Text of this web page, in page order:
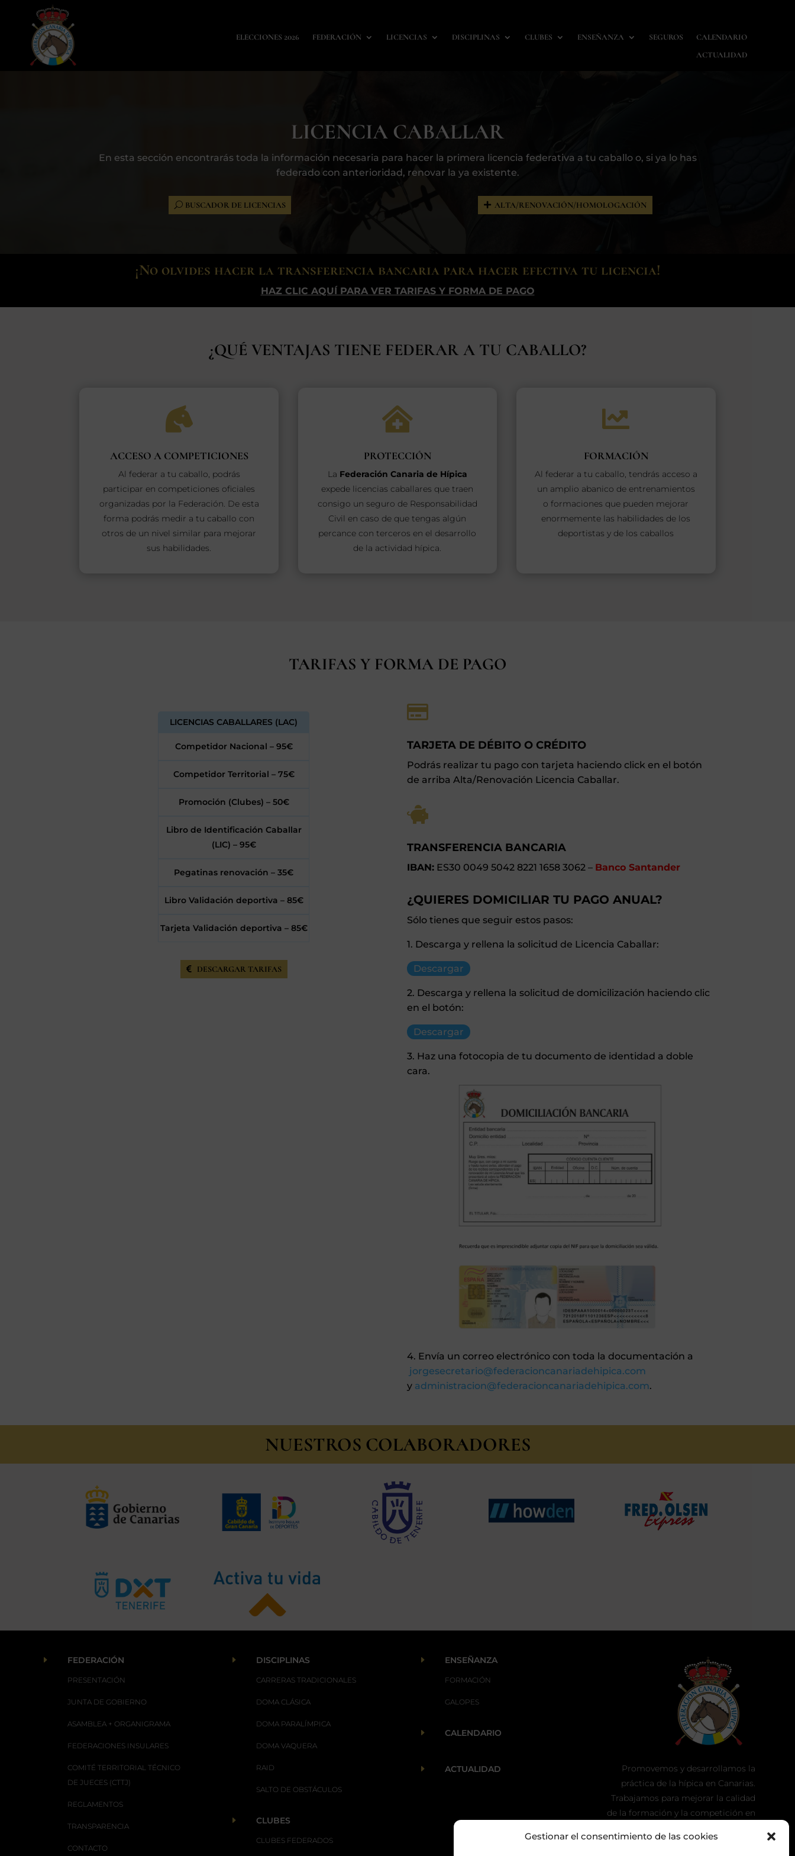
Gestionar el consentimiento de las cookies
ELECCIONES 2026 FEDERACIÓN LICENCIAS DISCIPLINAS CLUBES ENSEÑANZA SEGUROS
CALENDARIO
ACTUALIDAD
LICENCIA CABALLAR
En esta sección encontrarás toda la información necesaria para hacer la primera licencia federativa a tu caballo o, si ya lo has
federado con anterioridad, renovar la ya existente.
BUSCADOR DE LICENCIAS ALTA/RENOVACIÓN/HOMOLOGACIÓN
¡No olvides hacer la transferencia bancaria para hacer efectiva tu licencia!
HAZ CLIC AQUÍ PARA VER TARIFAS Y FORMA DE PAGO
¿QUÉ VENTAJAS TIENE FEDERAR A TU CABALLO?

ACCESO A COMPETICIONES
Al federar a tu caballo, podrás
participar en competiciones oficiales
organizadas por la Federación. De esta
forma podrás medir a tu caballo con
otros de un nivel similar para mejorar
sus habilidades.

PROTECCIÓN
La Federación Canaria de Hípica
expede licencias caballares que traen
consigo un seguro de Responsabilidad
Civil en caso de que tengas algún
percance con terceros en el desarrollo
de la actividad hípica.

FORMACIÓN
Al federar a tu caballo, tendrás acceso a
un amplio abanico de entrenamientos
o formaciones que pueden mejorar
enormemente las habilidades de los
deportistas y de los caballos
TARIFAS Y FORMA DE PAGO
LICENCIAS CABALLARES (LAC)
Competidor Nacional – 95€
Competidor Territorial – 75€
Promoción (Clubes) – 50€
Libro de Identificación Caballar
(LIC) – 95€
Pegatinas renovación – 35€
Libro Validación deportiva – 85€
Tarjeta Validación deportiva – 85€
DESCARGAR TARIFAS

TARJETA DE DÉBITO O CRÉDITO
Podrás realizar tu pago con tarjeta haciendo click en el botón
de arriba Alta/Renovación Licencia Caballar.

TRANSFERENCIA BANCARIA
IBAN: ES30 0049 5042 8221 1658 3062 – Banco Santander
¿QUIERES DOMICILIAR TU PAGO ANUAL?
Sólo tienes que seguir estos pasos:
1. Descarga y rellena la solicitud de Licencia Caballar:
Descargar
2. Descarga y rellena la solicitud de domicilización haciendo clic
en el botón:
Descargar
3. Haz una fotocopia de tu documento de identidad a doble
cara.
4. Envía un correo electrónico con toda la documentación a
jorgesecretario@federacioncanariadehipica.com
y administracion@federacioncanariadehipica.com.
NUESTROS COLABORADORES
E FEDERACIÓN
PRESENTACIÓN
JUNTA DE GOBIERNO
ASAMBLEA + ORGANIGRAMA
FEDERACIONES INSULARES
COMITÉ TERRITORIAL TÉCNICO
DE JUECES (CTTJ)
REGLAMENTOS
TRANSPARENCIA
CONTACTO
E DISCIPLINAS
CARRERAS TRADICIONALES
DOMA CLÁSICA
DOMA PARALÍMPICA
DOMA VAQUERA
RAID
SALTO DE OBSTÁCULOS
E CLUBES
CLUBES FEDERADOS
E ENSEÑANZA
FORMACIÓN
GALOPES
E CALENDARIO
E ACTUALIDAD
Promovemos y desarrollamos la
práctica de la hípica en Canarias.
Trabajamos para mejorar la calidad
de la formación y la competición en